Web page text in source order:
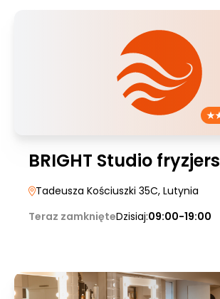
BRIGHT Studio
Tadeusza Kościuszki 35C, Lutynia
Teraz zamknięteDzisiaj:09:00-19:00